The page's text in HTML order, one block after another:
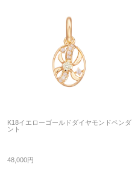
K18イエローゴールドダイヤモンドペンダ
ント
48,000円